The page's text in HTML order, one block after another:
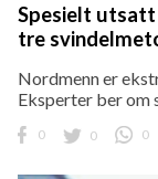
Spesielt utsatt
tre
Nordmenn er
Eksperter ber om
0 0 0